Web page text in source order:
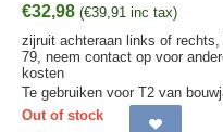
€32,98 (€39,91 inc tax)
zijruit achteraan links of
79, neem contact op voor
kosten
Te gebruiken voor T2 van
Out of stock